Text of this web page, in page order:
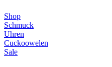
Shop
Schmuck
Uhren
Cuckoowelen
Sale